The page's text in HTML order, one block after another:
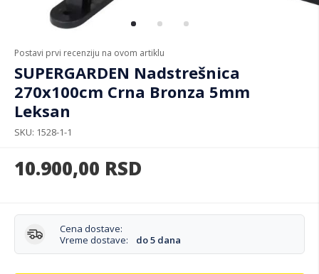
Postavi prvi recenziju na ovom artiklu
SUPERGARDEN Nadstrešnica
270x100cm Crna Bronza 5mm
Leksan
SKU 1528-1-1
10.900,00 RSD
Cena dostave:
Vreme dostave:
do 5 dana